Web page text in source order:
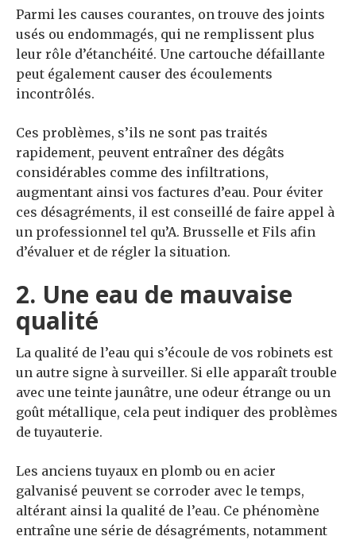
Parmi les causes courantes, on trouve des joints
usés ou endommagés, qui ne remplissent plus
leur rôle d’étanchéité. Une cartouche défaillante
peut également causer des écoulements
incontrôlés.
Ces problèmes, s’ils ne sont pas traités
rapidement, peuvent entraîner des dégâts
considérables comme des infiltrations,
augmentant ainsi vos factures d’eau. Pour éviter
ces désagréments, il est conseillé de faire appel à
un professionnel tel qu’A. Brusselle et Fils afin
d’évaluer et de régler la situation.
2. Une eau de mauvaise
qualité
La qualité de l’eau qui s’écoule de vos robinets est
un autre signe à surveiller. Si elle apparaît trouble
avec une teinte jaunâtre, une odeur étrange ou un
goût métallique, cela peut indiquer des problèmes
de tuyauterie.
Les anciens tuyaux en plomb ou en acier
galvanisé peuvent se corroder avec le temps,
altérant ainsi la qualité de l’eau. Ce phénomène
entraîne une série de désagréments, notamment